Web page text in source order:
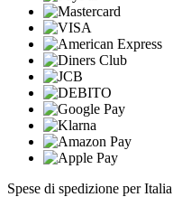
Spese di spedizione per Italia